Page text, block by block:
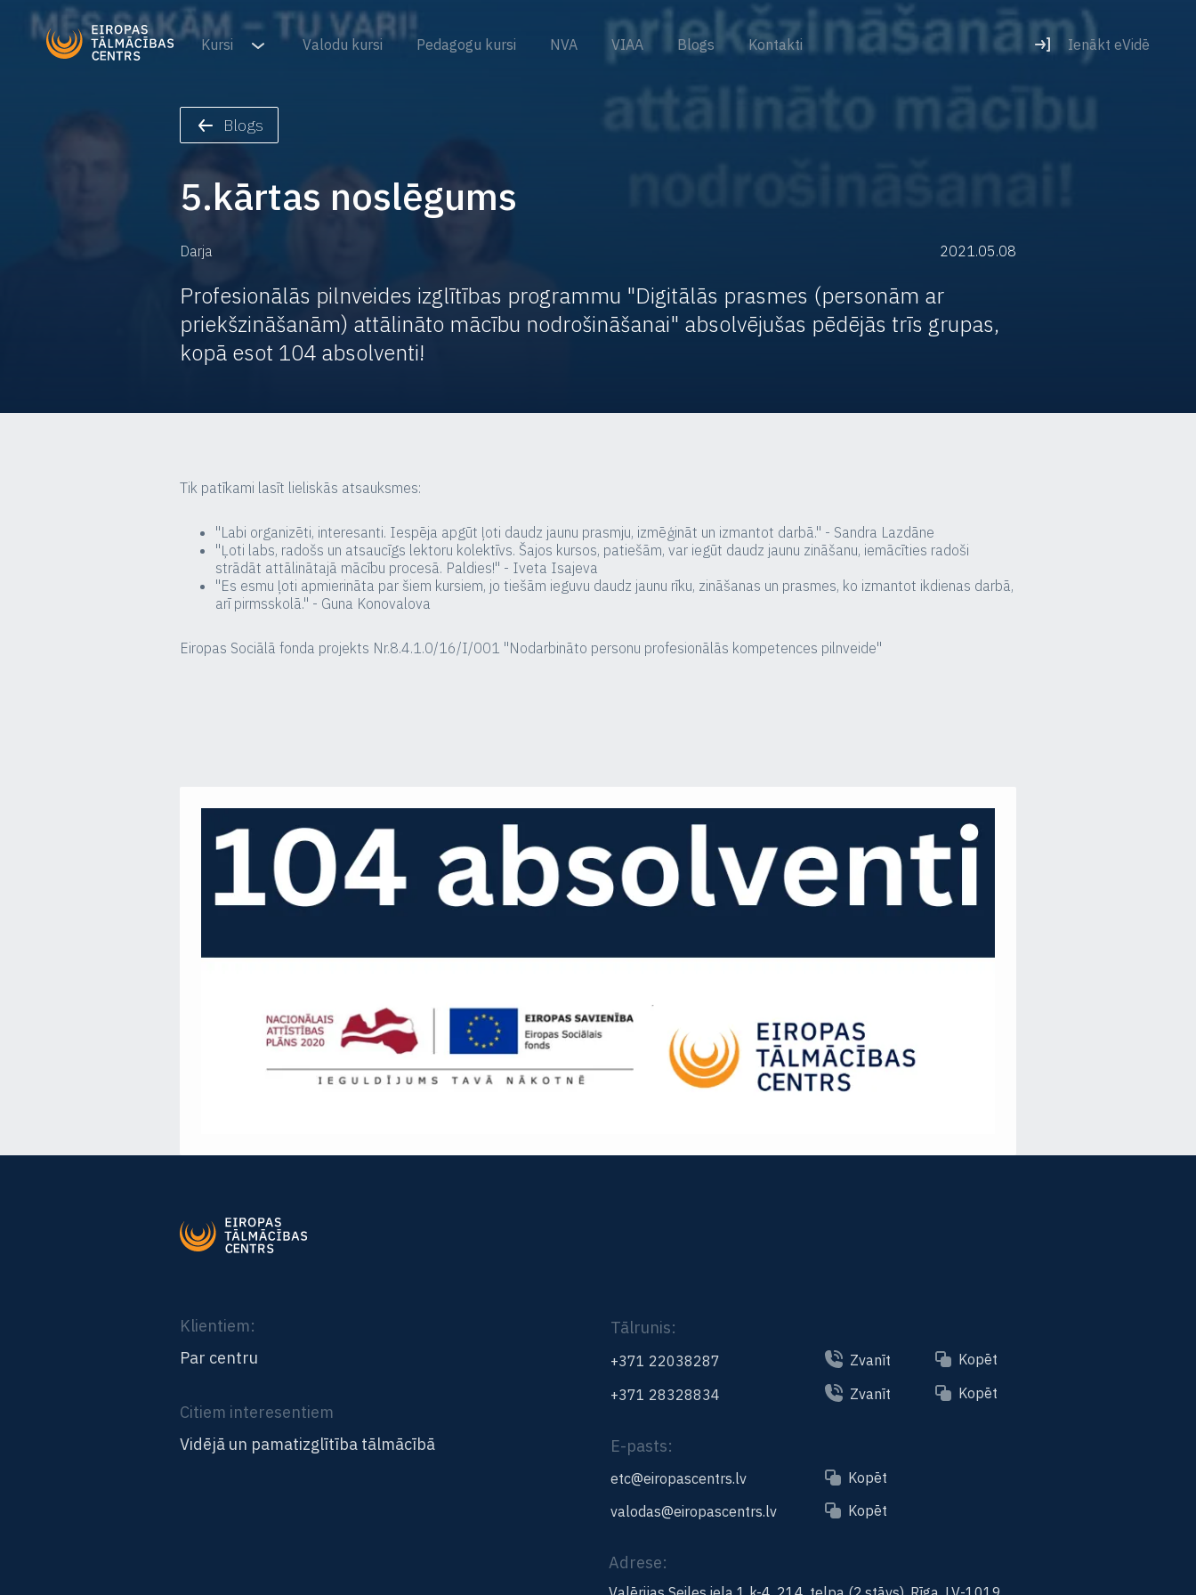
Kursi Valodu kursi Pedagogu kursi NVA VIAA Blogs Kontakti Ienākt eVidē
Blogs
5.kārtas noslēgums
Darja 2021.05.08
Profesionālās pilnveides izglītības programmu "Digitālās prasmes (personām ar
priekšzināšanām) attālināto mācību nodrošināšanai" absolvējušas pēdējās trīs grupas,
kopā esot 104 absolventi!
Tik patīkami lasīt lieliskās atsauksmes:
"Labi organizēti, interesanti. Iespēja apgūt ļoti daudz jaunu prasmju, izmēģināt un izmantot darbā." - Sandra Lazdāne
"Ļoti labs, radošs un atsaucīgs lektoru kolektīvs. Šajos kursos, patiešām, var iegūt daudz jaunu zināšanu, iemācīties radoši
strādāt attālinātajā mācību procesā. Paldies!" - Iveta Isajeva
"Es esmu ļoti apmierināta par šiem kursiem, jo tiešām ieguvu daudz jaunu rīku, zināšanas un prasmes, ko izmantot ikdienas darbā,
arī pirmsskolā." - Guna Konovalova
Eiropas Sociālā fonda projekts Nr.8.4.1.0/16/I/001 "Nodarbināto personu profesionālās kompetences pilnveide"
Klientiem:
Par centru
Citiem interesentiem
Vidējā un pamatizglītība tālmācībā
Tālrunis:
+371 22038287 Zvanīt
Kopēt
+371 28328834
Zvanīt Kopēt
E-pasts:
etc@eiropascentrs.lv
Kopēt
valodas@eiropascentrs.lv
Kopēt
Adrese: